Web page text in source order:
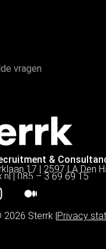
vragen
&
17 | 2597 LA Den
|085 – 3 69 69 15
Sterrk |Privacy